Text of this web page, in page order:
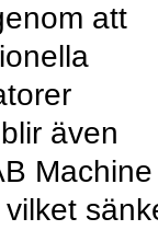
att
även
Machine